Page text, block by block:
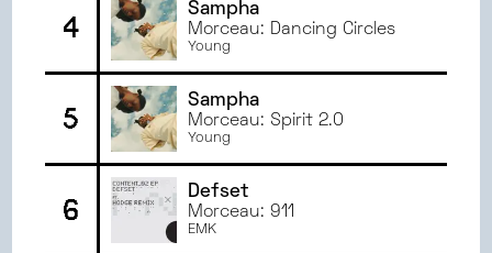
DÉCEMBRE2023
NOVEMBRE 2023
OCTOBRE2023
SEPTEMBRE2023
JUIN2023
AVRIL2023
MARS 2023
FÉVRIER2023
4
Sampha
Morceau: Dancing Circles
Young
5
Sampha
Morceau: Spirit 2.0
Young
6
Defset
Morceau: 911
EMK